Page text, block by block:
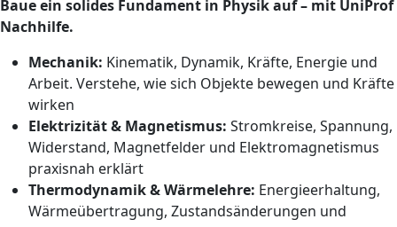
Baue ein solides Fundament in Physik auf – mit UniProf
Nachhilfe.
Mechanik: Kinematik, Dynamik, Kräfte, Energie und
Arbeit. Verstehe, wie sich Objekte bewegen und Kräfte
wirken
Elektrizität & Magnetismus: Stromkreise, Spannung,
Widerstand, Magnetfelder und Elektromagnetismus
praxisnah erklärt
Thermodynamik & Wärmelehre: Energieerhaltung,
Wärmeübertragung, Zustandsänderungen und